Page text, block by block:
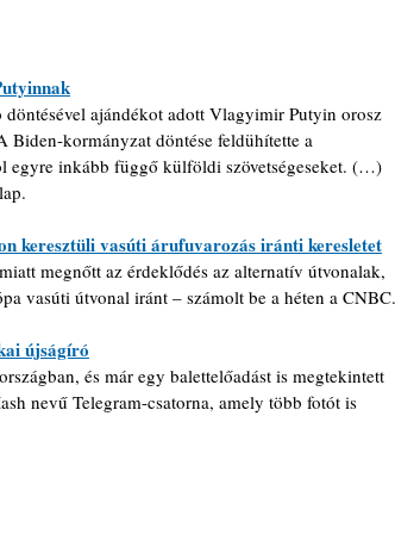
ajándékot adott Vlagyimir Putyin orosz
Biden-kormányzat döntése feldühítette a
egyre inkább függő külföldi szövetségeseket. (…)
keresztüli vasúti árufuvarozás iránti keresletet
megnőtt az érdeklődés az alternatív útvonalak,
vasúti útvonal iránt – számolt be a héten a CNBC.
újságíró
és már egy balettelőadást is megtekintett
nevű Telegram-csatorna, amely több fotót is